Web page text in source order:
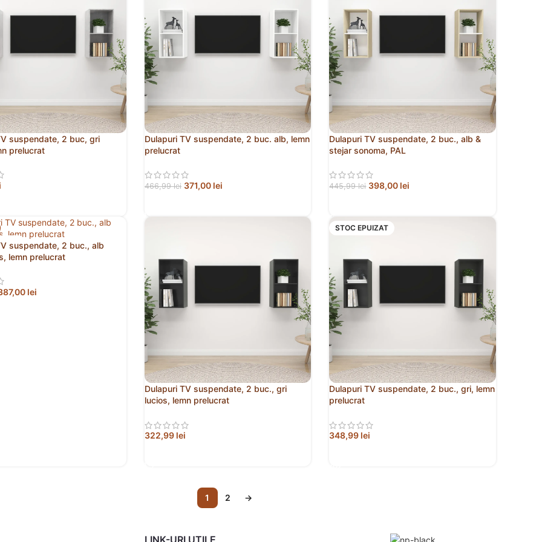
suspendate, 2 buc, gri
prelucrat
Dulapuri TV suspendate, 2 buc. alb, lemn
prelucrat
466,99lei 371,00 lei
Dulapuri TV suspendate, 2 buc., alb &
stejar sonoma, PAL
445,99lei 398,00 lei
suspendate, 2 buc., alb
lemn prelucrat
lei
Dulapuri TV suspendate, 2 buc., gri
lucios, lemn prelucrat
322,99 lei
STOC EPUIZAT
Dulapuri TV suspendate, 2 buc., gri, lemn
prelucrat
348,99 lei
1 2 →